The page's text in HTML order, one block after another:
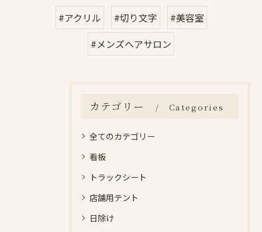
#アクリル #切り文字
#美容室
#メンズヘアサロン
カテゴリー Categories
全てのカテゴリー
看板
トラックシート
店舗用テント
日除け